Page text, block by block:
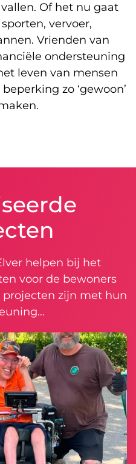
Of het nu gaat
vervoer,
Vrienden van
ondersteuning
leven van mensen
zo ‘gewoon’
helpen bij het
voor de bewoners
projecten zijn met hun